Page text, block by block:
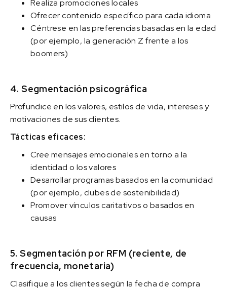
Realiza promociones locales
Ofrecer contenido específico para cada idioma
Céntrese en las preferencias basadas en la edad
(por ejemplo, la generación Z frente a los
boomers)
4. Segmentación psicográfica
Profundice en los valores, estilos de vida, intereses y
motivaciones de sus clientes.
Tácticas eficaces:
Cree mensajes emocionales en torno a la
identidad o los valores
Desarrollar programas basados en la comunidad
(por ejemplo, clubes de sostenibilidad)
Promover vínculos caritativos o basados en
causas
5. Segmentación por RFM (reciente, de
frecuencia, monetaria)
Clasifique a los clientes según la fecha de compra